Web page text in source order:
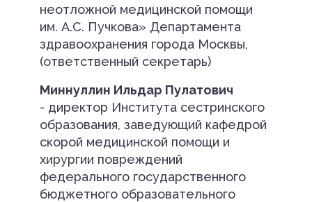
неотложной медицинской помощи
им. А.С. Пучкова» Департамента
здравоохранения города Москвы,
(ответственный секретарь)
Миннуллин Ильдар Пулатович
- директор Института сестринского
образования, заведующий кафедрой
скорой медицинской помощи и
хирургии повреждений
федерального государственного
бюджетного образовательного